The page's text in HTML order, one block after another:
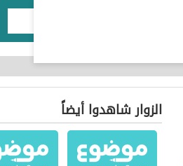
الزوار شاهدوا أيضاً